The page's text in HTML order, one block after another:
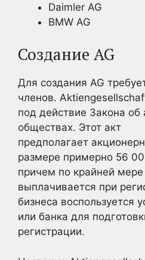
Daimler AG
BMW AG
Создание AG
Для создания AG
членов.
под действие Закона об
обществах. Этот акт
предполагает
размере примерно 56
причем по крайней
выплачивается при
бизнеса воспользуется
или банка для
регистрации.